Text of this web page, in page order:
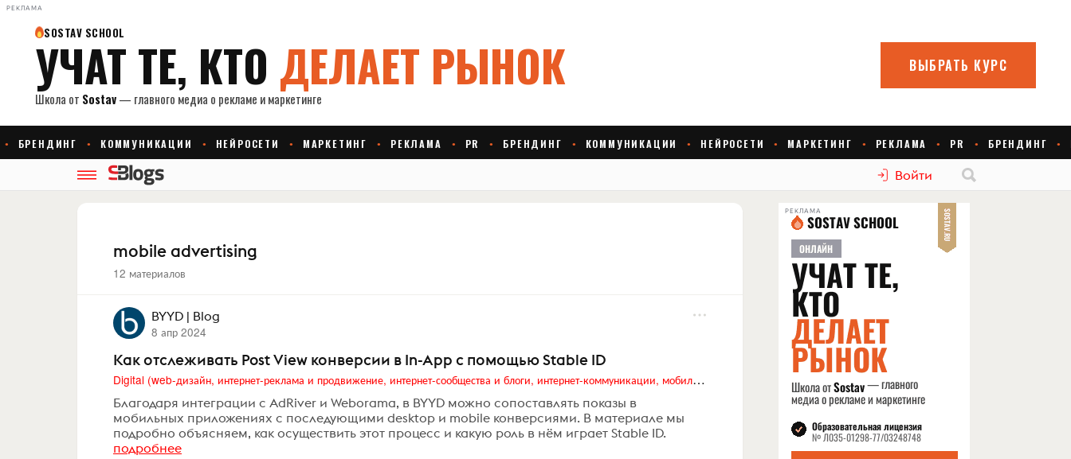
РЕКЛАМА
Войти
mobile advertising
12 материалов
BYYD | Blog
8 апр 2024
Как отслеживать Post View конверсии в In-App с помощью Stable ID
Digital (web-дизайн, интернет-реклама и продвижение, интернет-сообщества и блоги, интернет-коммуникации, мобильный маркетинг, реклама на цифровых экранах)
Благодаря интеграции с AdRiver и Weborama, в BYYD можно сопоставлять показы в
мобильных приложениях с последующими desktop и mobile конверсиями. В материале мы
подробно объясняем, как осуществить этот процесс и какую роль в нём играет Stable ID.
подробнее
РЕКЛАМА